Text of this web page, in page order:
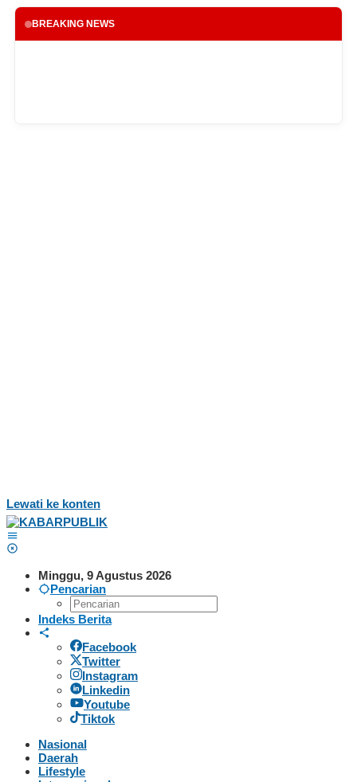
BREAKING NEWS
Lewati ke konten
Minggu, 9 Agustus 2026
Pencarian
Indeks Berita
Facebook
Twitter
Instagram
Linkedin
Youtube
Tiktok
Nasional
Daerah
Lifestyle